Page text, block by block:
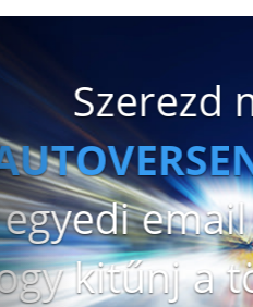
Szerezd
s
egyedi
hogy kitűnj